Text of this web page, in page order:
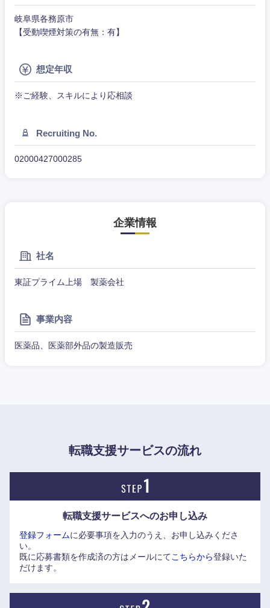
岐阜県各務原市
【受動喫煙対策の有無：有】
想定年収
※ご経験、スキルにより応相談
Recruiting No.
02000427000285
企業情報
社名
東証プライム上場 製薬会社
事業内容
医薬品、医薬部外品の製造販売
転職支援サービスの流れ
転職支援サービスへのお申し込み
登録フォームに必要事項を入力のうえ、お申し込みくださ
い。
既に応募書類を作成済の方はメールにてこちらから登録いた
だけます。
事務職
その他
サービス
石川県
山梨県